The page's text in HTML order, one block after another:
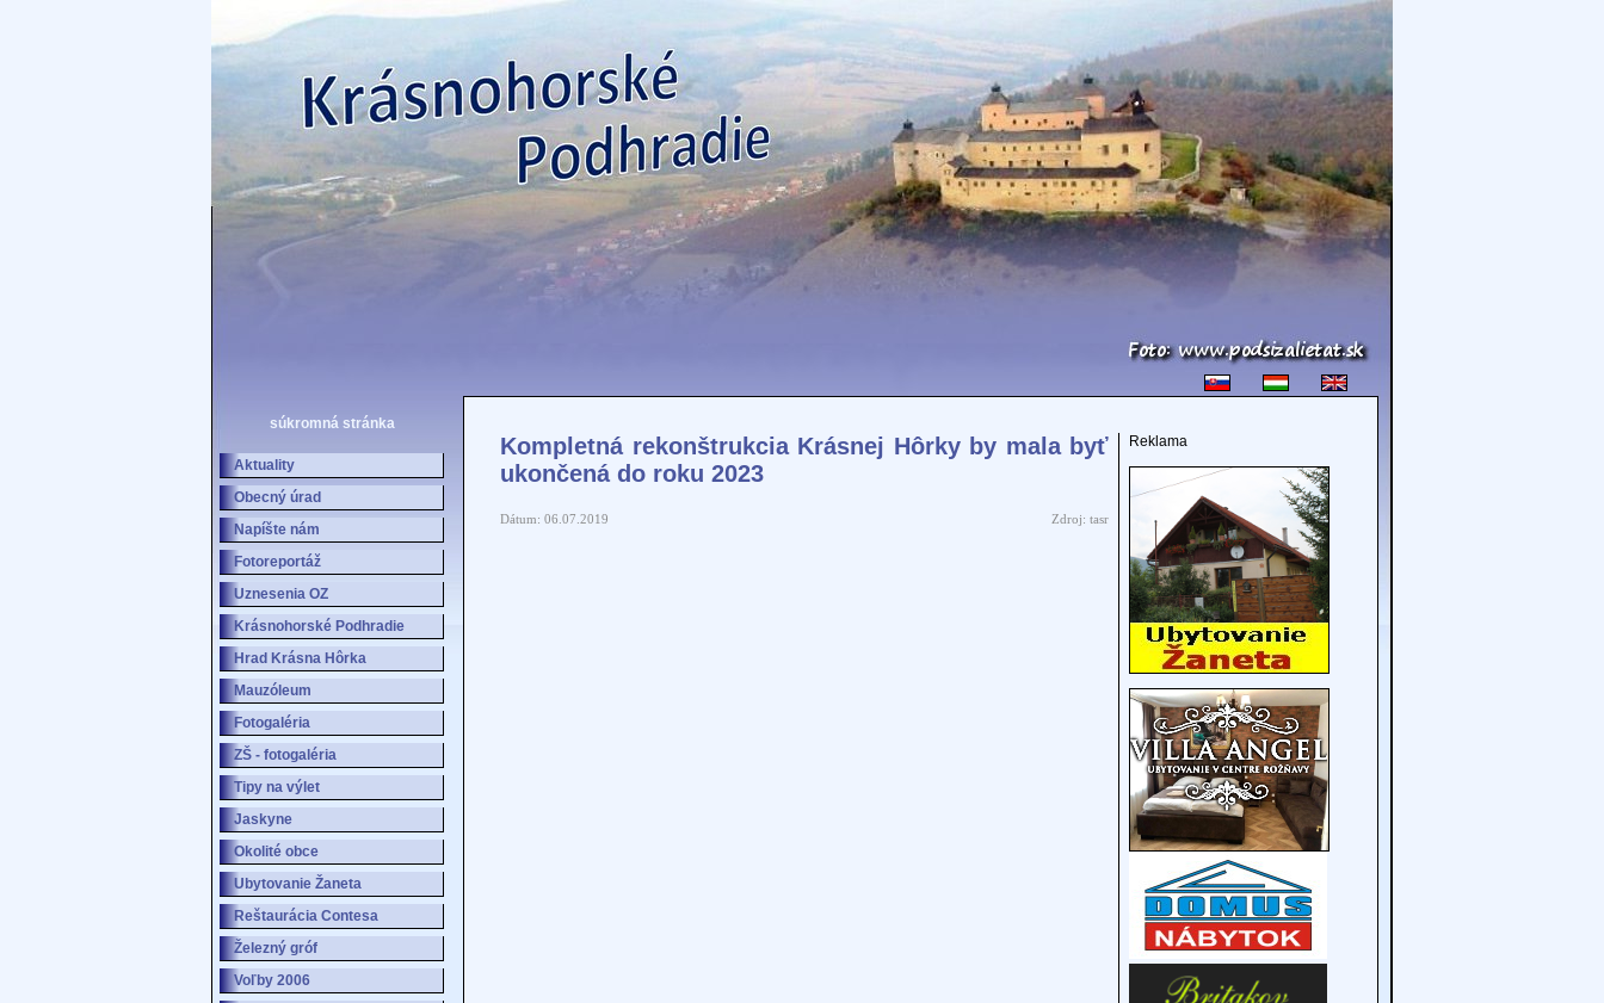
súkromná stránka
Aktuality
Obecný úrad
Napíšte nám
Fotoreportáž
Uznesenia OZ
Krásnohorské Podhradie
Hrad Krásna Hôrka
Mauzóleum
Fotogaléria
ZŠ - fotogaléria
Tipy na výlet
Jaskyne
Okolité obce
Ubytovanie Žaneta
Reštaurácia Contesa
Železný gróf
Voľby 2006
Kompletná rekonštrukcia Krásnej Hôrky by mala byť
ukončená do roku 2023
Dátum: 06.07.2019 Zdroj: tasr
Reklama